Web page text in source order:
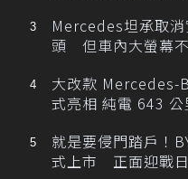
Mercedes坦承取
頭 但車內大螢幕
大改款 Mercedes-
式亮相 純電 643 公
就是要侵門踏戶！
式上市 正面迎戰